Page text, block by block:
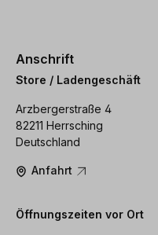
Anschrift
Store / Ladengeschäft
Arzbergerstraße 4
82211 Herrsching
Deutschland
Anfahrt
Öffnungszeiten vor Ort